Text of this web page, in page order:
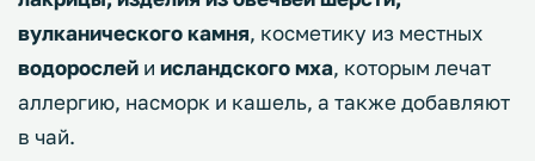
вулканического камня, косметику из местных
водорослей и исландского мха, которым лечат
аллергию, насморк и кашель, а также добавляют
в чай.